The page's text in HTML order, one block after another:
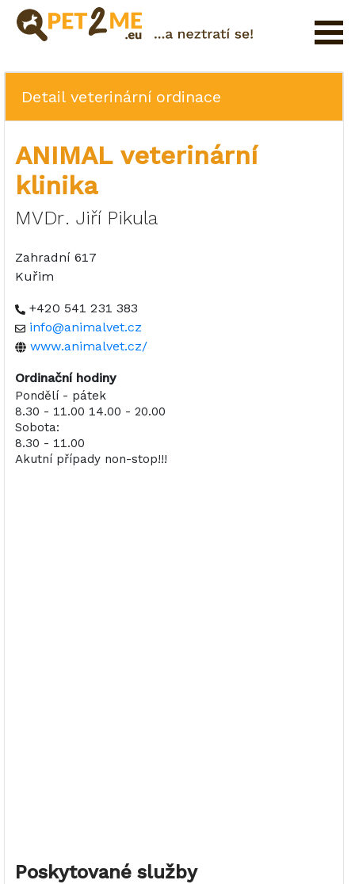
FAQ
Přihlášení
Katalog
služeb
Shop
Detail veterinární ordinace
ANIMAL veterinární
klinika
MVDr. Jiří Pikula
Zahradní 617
Kuřim
+420 541 231 383
info@animalvet.cz
www.animalvet.cz/
Ordinační hodiny
Pondělí - pátek
8.30 - 11.00 14.00 - 20.00
Sobota:
8.30 - 11.00
Akutní případy non-stop!!!
Poskytované služby